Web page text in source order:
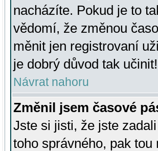
nacházíte. Pokud je to
vědomí, že změnou
měnit jen registrovaní
je dobrý důvod tak učinit!
Návrat nahoru
Změnil jsem časové
Jste si jisti, že jste
toho správného, pak